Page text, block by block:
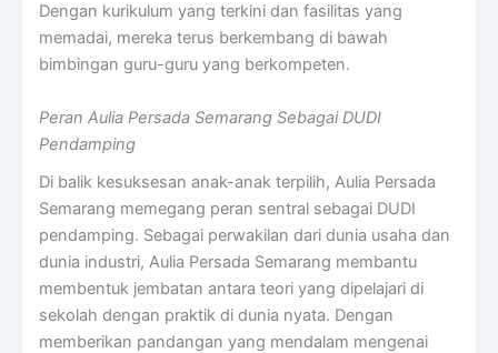
Dengan kurikulum yang terkini dan fasilitas yang
memadai, mereka terus berkembang di bawah
bimbingan guru-guru yang berkompeten.
Peran Aulia Persada Semarang Sebagai DUDI
Pendamping
Di balik kesuksesan anak-anak terpilih, Aulia Persada
Semarang memegang peran sentral sebagai DUDI
pendamping. Sebagai perwakilan dari dunia usaha dan
dunia industri, Aulia Persada Semarang membantu
membentuk jembatan antara teori yang dipelajari di
sekolah dengan praktik di dunia nyata. Dengan
memberikan pandangan yang mendalam mengenai